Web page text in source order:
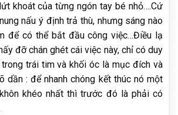
khoát của từng ngón tay bé nhỏ….Cứ
nấu ý định trả thù, nhưng sáng nào
để có thể bắt đầu công việc…Điều lạ
đỡ chán ghét cái việc này, chỉ có duy
trái tim và khối óc là mục đích và
dần : để nhanh chóng kết thúc nó một
khéo nhất thì trước đó là phải có